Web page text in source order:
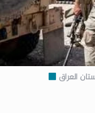
العراق